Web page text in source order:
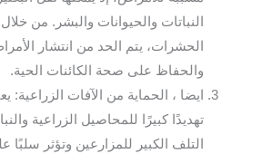
النباتات والحيوانات والبشر. من
الحشرات، يتم الحد من انتشار
والحفاظ على صحة الكائنات الحية.
ايضا ، الحماية من الآفات الزراعية:
تهديدًا كبيرًا للمحاصيل الزراعية
التلف الكبير للمزارعين وتؤثر سلبًا